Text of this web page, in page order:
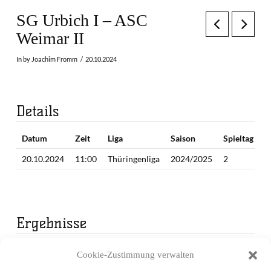
Cookie-Zustimmung verwalten
SG Urbich I – ASC
Weimar II
In by Joachim Fromm 20.10.2024
Details
Datum Zeit Liga Saison
Spieltag
20.10.2024
11:00 Thüringenliga 2024/2025 2
Ergebnisse
1. Periode 3. Periode
Endergebnis